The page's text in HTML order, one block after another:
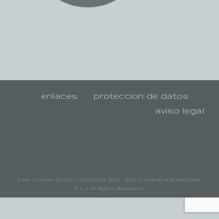
enlaces
proteccion de datos
aviso legal
Last Update 06/2017 | Copyright 2004 - 2025 CasasEva Rodalquilar
S.L. | All Rights Reserved